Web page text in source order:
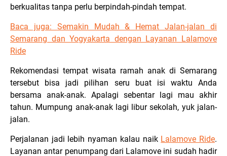
berkualitas tanpa perlu berpindah-pindah tempat.
Baca juga: Semakin Mudah & Hemat Jalan-jalan di
Semarang dan Yogyakarta dengan Layanan Lalamove
Ride
Rekomendasi tempat wisata ramah anak di Semarang
tersebut bisa jadi pilihan seru buat isi waktu Anda
bersama anak-anak. Apalagi sebentar lagi mau akhir
tahun. Mumpung anak-anak lagi libur sekolah, yuk jalan-
jalan.
Perjalanan jadi lebih nyaman kalau naik Lalamove Ride.
Layanan antar penumpang dari Lalamove ini sudah hadir